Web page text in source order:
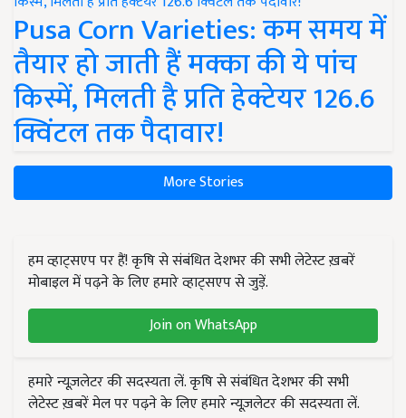
Pusa Corn Varieties: कम समय में
तैयार हो जाती हैं मक्का की ये पांच
किस्में, मिलती है प्रति हेक्टेयर 126.6
क्विंटल तक पैदावार!
More Stories
हम व्हाट्सएप पर हैं! कृषि से संबंधित देशभर की सभी लेटेस्ट ख़बरें
मोबाइल में पढ़ने के लिए हमारे व्हाट्सएप से जुड़ें.
Join on WhatsApp
हमारे न्यूज़लेटर की सदस्यता लें. कृषि से संबंधित देशभर की सभी
लेटेस्ट ख़बरें मेल पर पढ़ने के लिए हमारे न्यूज़लेटर की सदस्यता लें.